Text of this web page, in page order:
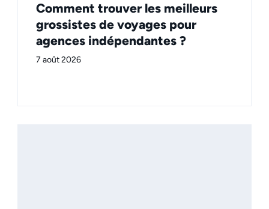
Comment trouver les meilleurs
grossistes de voyages pour
agences indépendantes ?
7 août 2026